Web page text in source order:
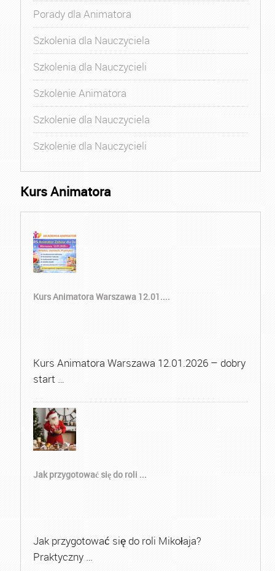
Porady dla Animatora
Szkolenia dla Nauczyciela
Szkolenia dla Nauczycieli
Szkolenie Animatora
Szkolenie dla Nauczyciela
Szkolenie dla Nauczycieli
Kurs Animatora
Kurs Animatora Warszawa 12.01....
Kurs Animatora Warszawa 12.01.2026 – dobry
start …
Jak przygotować się do roli ...
Jak przygotować się do roli Mikołaja?
Praktyczny …